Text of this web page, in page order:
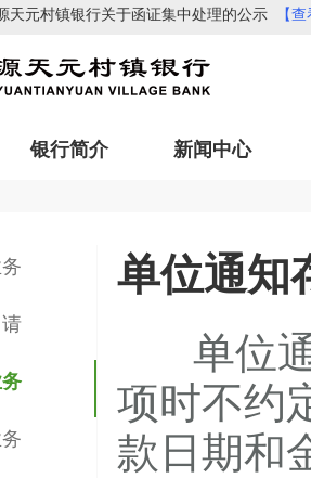
天元村镇银行关于函证集中处理的公示 【
网络诈骗手法及防范指南 【查看详情】
天元村镇银行副行长招聘公告 【查看详情】
网络诈骗手法及防范指南 【查看详情】
天元村镇银行2024年度信息披露 【查看详情
天元村镇银行副行长招聘公告
银行简介 新闻中心
单位通知
单位通
项时不约
款日期和